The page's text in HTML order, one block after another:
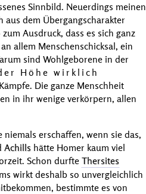
Sinnbild. Neuerdings meinen
aus dem Übergangscharakter
Ausdruck, dass es sich ganz
allem Menschenschicksal, ein
sind Wohlgeborene in der
Höhe wirklich
Die ganze Menschheit
in ihr wenige verkörpern, allen
niemals erschaffen, wenn sie das,
Achills hätte Homer kaum viel
Schon durfte Thersites
wirkt deshalb so unvergleichlich
bestimmte es von